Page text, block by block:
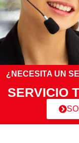
¿NECESITA UN
SERVICIO